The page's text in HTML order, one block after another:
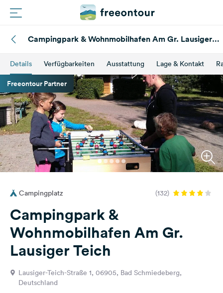
Routen
Plätze
Magazin
Partner
Registrieren
Einloggen
Fragen &
Feedback
Sprache:
Deutsch
Campingpark & Wohnmobilhafen Am Gr. Lausiger
Details Verfügbarkeiten Ausstattung Lage & Kontakt
Freeontour Partner
Campingplatz (132)
Campingpark &
Wohnmobilhafen Am Gr.
Lausiger Teich
Lausiger-Teich-Straße 1, 06905, Bad Schmiedeberg,
Deutschland